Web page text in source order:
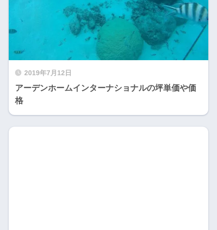
2019年7月12日
アーデンホームインターナショナルの坪単価や価
格